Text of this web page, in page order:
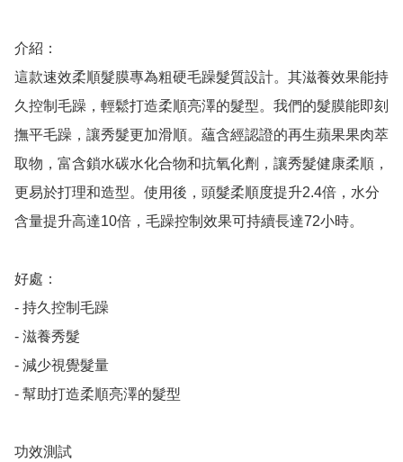
介紹：
這款速效柔順髮膜專為粗硬毛躁髮質設計。其滋養效果能持
久控制毛躁，輕鬆打造柔順亮澤的髮型。我們的髮膜能即刻
撫平毛躁，讓秀髮更加滑順。蘊含經認證的再生蘋果果肉萃
取物，富含鎖水碳水化合物和抗氧化劑，讓秀髮健康柔順，
更易於打理和造型。使用後，頭髮柔順度提升2.4倍，水分
含量提升高達10倍，毛躁控制效果可持續長達72小時。
好處：
- 持久控制毛躁
- 滋養秀髮
- 減少視覺髮量
- 幫助打造柔順亮澤的髮型
功效測試